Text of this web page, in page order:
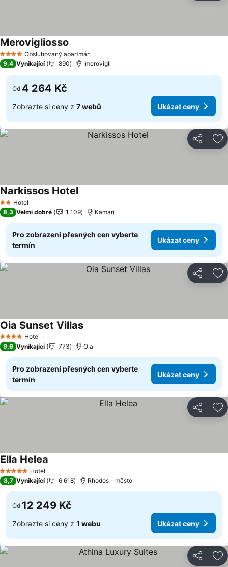
4 Počet hvězdiček
Obsluhovaný apartmán
Merovigliosso
9,4 Vynikající 890 Imerovigli
Od 4 264 Kč
Zobrazte si ceny z 7 webů Ukázat ceny
Sdílet
2 Počet hvězdiček
Hotel
Narkissos HotelUkázat ceny
8,3 Velmi dobré 1 109 Kamari
Pro zobrazení přesných cen vyberte
termín
Ukázat ceny
Sdílet
4 Počet hvězdiček
Hotel
Oia Sunset VillasUkázat ceny
9,6 Vynikající 773 Oia
Pro zobrazení přesných cen vyberte
termín
Ukázat ceny
Sdílet
5 Počet hvězdiček
Hotel
Ella Helea
8,7 Vynikající 6 618 Rhodos - město
Od 12 249 Kč
Zobrazte si ceny z 1 webu Ukázat ceny
Sdílet